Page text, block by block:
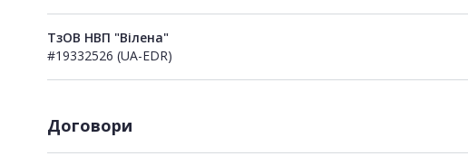
ТзОВ НВП "Вілена"
#19332526 (UA-EDR)
Договори